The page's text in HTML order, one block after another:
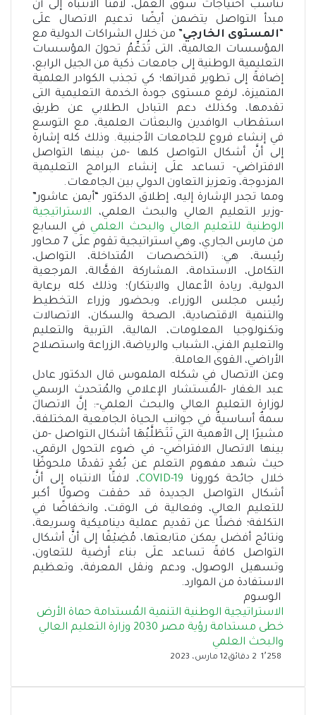
تناسب احتياجات سوق العمل، لافتًا الانتباه إلى أنَّ
مبدأ التواصل يتضمن أيضًا تدعيم الاتصال علَى
المستوى الخارجي” من خلال الشراكات الدولية مع
المؤسسات العالمية، التى تُدَعِّمُ تحولَ المؤسسات
التعليمية الوطنية إلى جامعات ذكية من الجيل الرابع،
إضافةً إلى تطوير قدراتها؛ كي تجذب الكوادر العلمية
المتميزة، لرفع مستوى جودة الخدمة التعليمية التى
تقدمها، وكذلك دعم التبادل الطلابي عن طريق
استقطاب الوافدين والبعثات العلمية، مع التوسع
في إنشاء فروع للجامعات الأجنبية. وذلك كله إشارة
إلى أنَّ أشكال التواصل كلها -من بينها التواصل
الافتراضي- تساعد علَى إنشاء البرامج التعليمية
المزدوجة، وتعزيز التعاون الدولي بين الجامعات.
ومما تجدر الإشارة إليه، إطلاق الدكتور “أيمن عاشور”
-وزير التعليم العالي والبحث العلمي، الاستراتيجية
الوطنية للتعليم العالي والبحث العلمي في السابع
من مارس الجاري، وهي استراتيجية تقوم علَى 7 محاور
رئيسة، هي: (التخصصات المُتداخلة، التواصل،
التكامل، الاستدامة، المشاركة الفعَّالة، المرجعية
الدولية، ريادة الأعمال والابتكار)؛ وذلك كله برعاية
رئيس مجلس الوزراء، وبحضور وزراء التخطيط
والتنمية الاقتصادية، الصحة والسكان، الاتصالات
وتكنولوجيا المعلومات، المالية، التربية والتعليم
والتعليم الفني، الشباب والرياضة، الزراعة واستصلاح
الأراضي، القوى العاملة.
وعن الاتصال في شكله الملموس قال الدكتور عادل
عبد الغفار -المُستشار الإعلامي والمُتحدث الرسمي
لوزارة التعليم العالي والبحث العلمي-: إنَّ الاتصالَ
سمةٌ أساسيةٌ في جوانب الحياة الجامعية المختلفة،
مشيرًا إلى الأهمية التي تَتَطَلَّبُهَا أشكال التواصل -من
بينها الاتصال الافتراضي- في ضوء التحول الرقمي،
حيث شهد مفهوم التعلم عن بُعْدٍ تقدمًا ملحوظًا
خلال جائحة كورونا COVID-19، لافتًا الانتباه إلى أنَّ
أشكال التواصل الجديدة قد حققت وصولًا أكبر
للتعليم العالي، وفعالية فى الوقت، وانخفاضًا في
التكلفة؛ فضلًا عن تقديم عملية ديناميكية وسريعة،
ونتائج أفضل يمكن متابعتها، مُضِيْفًا إلى أنَّ أشكال
التواصل كافةً تساعد علَى بناء أرضية للتعاون،
وتسهيل الوصول، ودعم ونقل المعرفة، وتعظيم
الاستفادة من الموارد.
الوسوم
الاستراتيجية الوطنية التنمية المُستدامة حماة الأرض
خطى مستدامة رؤية مصر 2030
وزارة التعليم العالي
والبحث العلمي
12 مارس، 2023